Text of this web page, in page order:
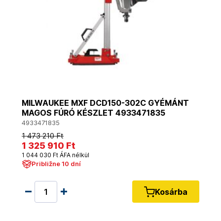
MILWAUKEE MXF DCD150-302C GYÉMÁNT
MAGOS FÚRÓ KÉSZLET 4933471835
4933471835
1 473 210 Ft
1 325 910 Ft
1 044 030 Ft ÁFA nélkül
Približne 10 dní
Kosárba